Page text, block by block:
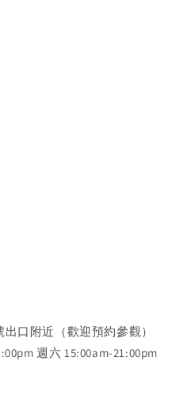
口附近（歡迎預約參觀）
週六 15:00am-21:00pm